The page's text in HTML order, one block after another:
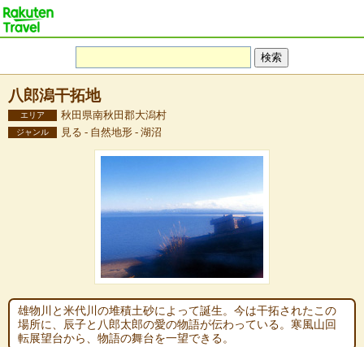
八郎潟干拓地
エリア 秋田県南秋田郡大潟村
ジャンル 見る - 自然地形 - 湖沼
雄物川と米代川の堆積土砂によって誕生。今は干拓されたこの
場所に、辰子と八郎太郎の愛の物語が伝わっている。寒風山回
転展望台から、物語の舞台を一望できる。